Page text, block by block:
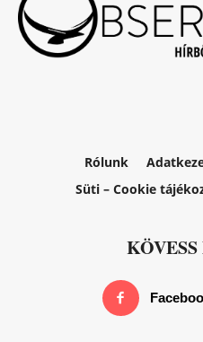
Rólunk
Süti – Cookie